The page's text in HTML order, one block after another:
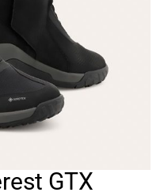
GTX